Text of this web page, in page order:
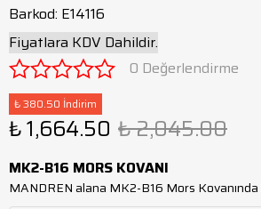
Barkod: E14116
Fiyatlara KDV Dahildir.
0 Değerlendirme
₺ 380.50 İndirim
₺ 1,664.50 ₺ 2,045.00
MK2-B16 MORS KOVANI
MANDREN alana MK2-B16 Mors